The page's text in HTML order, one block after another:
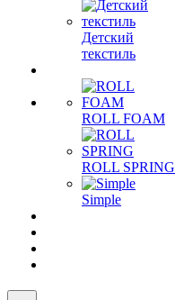
Детский
текстиль
ROLL FOAM
ROLL SPRING
Simple